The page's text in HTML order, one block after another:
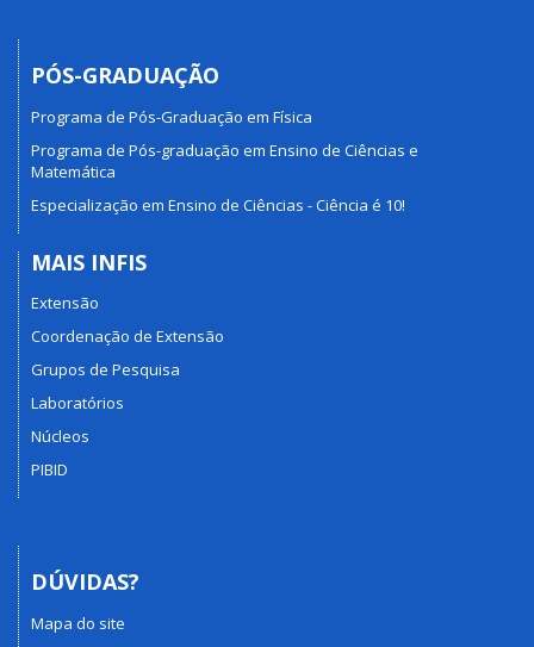
PÓS-GRADUAÇÃO
Programa de Pós-Graduação em Física
Programa de Pós-graduação em Ensino de Ciências e
Matemática
Especialização em Ensino de Ciências - Ciência é 10!
MAIS INFIS
Extensão
Coordenação de Extensão
Grupos de Pesquisa
Laboratórios
Núcleos
PIBID
DÚVIDAS?
Mapa do site